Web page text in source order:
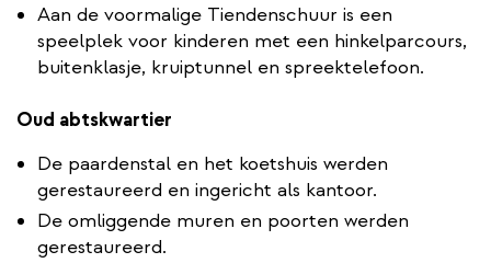
Aan de voormalige Tiendenschuur is een
speelplek voor kinderen met een hinkelparcours,
buitenklasje, kruiptunnel en spreektelefoon.
Oud abtskwartier
De paardenstal en het koetshuis werden
gerestaureerd en ingericht als kantoor.
De omliggende muren en poorten werden
gerestaureerd.